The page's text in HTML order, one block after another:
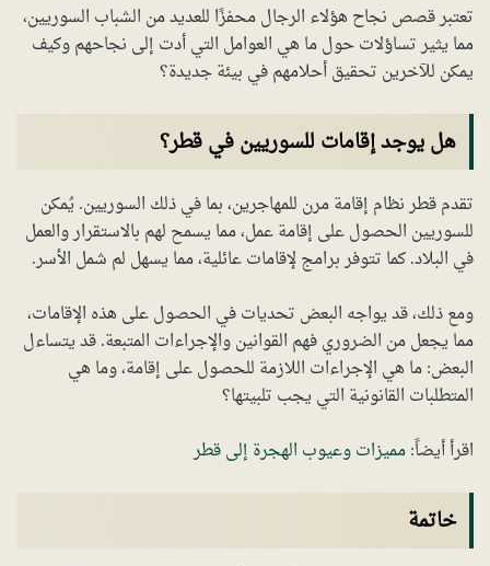
تعتبر قصص نجاح هؤلاء الرجال محفزًا للعديد من الشباب السوريين،
مما يثير تساؤلات حول ما هي العوامل التي أدت إلى نجاحهم وكيف
يمكن للآخرين تحقيق أحلامهم في بيئة جديدة؟
هل يوجد إقامات للسوريين في قطر؟
تقدم قطر نظام إقامة مرن للمهاجرين، بما في ذلك السوريين. يُمكن
للسوريين الحصول على إقامة عمل، مما يسمح لهم بالاستقرار والعمل
في البلاد. كما تتوفر برامج لإقامات عائلية، مما يسهل لم شمل الأسر.
ومع ذلك، قد يواجه البعض تحديات في الحصول على هذه الإقامات،
مما يجعل من الضروري فهم القوانين والإجراءات المتبعة. قد يتساءل
البعض: ما هي الإجراءات اللازمة للحصول على إقامة، وما هي
المتطلبات القانونية التي يجب تلبيتها؟
اقرأ أيضاً:مميزات وعيوب الهجرة إلى قطر
خاتمة